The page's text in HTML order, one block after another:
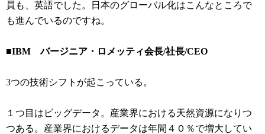
員も、英語でした。日本のグローバル化はこんなところで
も進んでいるのですね。
■IBM バージニア・ロメッティ会長/社長/CEO
3つの技術シフトが起こっている。
１つ目はビッグデータ。産業界における天然資源になりつ
つある。産業界におけるデータは年間４０％で増大してい